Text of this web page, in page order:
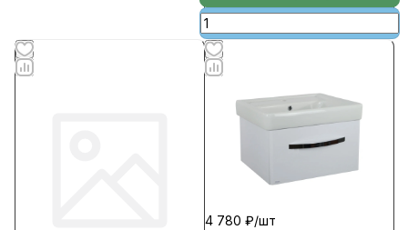
4 780 ₽/шт